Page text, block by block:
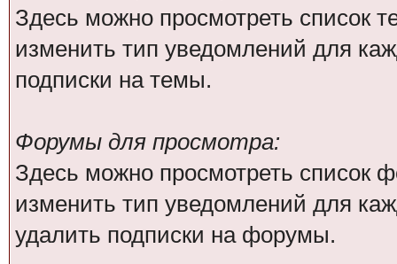
Здесь можно просмотреть список
изменить тип уведомлений для
подписки на темы.
Форумы для просмотра:
Здесь можно просмотреть список
изменить тип уведомлений для
удалить подписки на форумы.